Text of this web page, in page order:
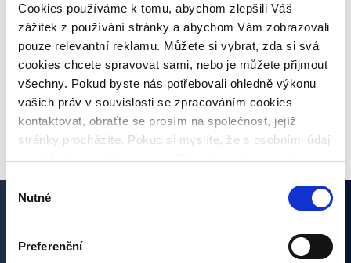
Cookies používáme k tomu, abychom zlepšili Váš
zážitek z používání stránky a abychom Vám zobrazovali
pouze relevantní reklamu. Můžete si vybrat, zda si svá
cookies chcete spravovat sami, nebo je můžete přijmout
všechny. Pokud byste nás potřebovali ohledně výkonu
vašich práv v souvislosti se zpracováním cookies
kontaktovat, obraťte se prosím na společnost, jejíž
stránky procházíte. Pokud si myslíte, že s osobními údaji
nenakládáme, jak bychom měli, máte možnost podat
však rádi, pokud se nejdříve obrátíte přímo na nás a
budeme tak moct Váš požadavek obratem vyřešit. Svoje
nastavení můžete kdykoliv změnit v zápatí stránky
„Nastavení cookies“.
Výběr
souhlasu
Nutné
Preferenční
Co je inflace, jaké jsou druhy a jaká bude
meziroční inflace?
VŠECHNY ČLÁNKY
Zajímají vás naše články?